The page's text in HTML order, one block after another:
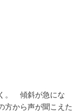
。 傾斜が急にな
から声が聞こえた